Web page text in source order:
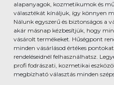
alapanyagok, kozmetikumok és
választékát kínáljuk, így könnyen
Nálunk egyszerű és biztonságos a
akár másnap kézbesítjük, hogy
vásárolt termékeket. Hűségpont
minden vásárlásod értékes
rendeléseidnél felhasználhatsz.
profi fodrászati, kozmetikai
megbízható választás minden